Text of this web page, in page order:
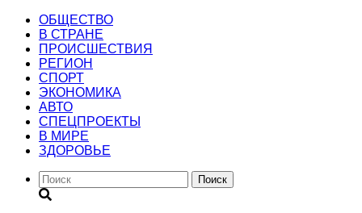
ОБЩЕСТВО
В СТРАНЕ
ПРОИСШЕСТВИЯ
РЕГИОН
CПОРТ
ЭКОНОМИКА
АВТО
СПЕЦПРОЕКТЫ
В МИРЕ
ЗДОРОВЬЕ
Поиск